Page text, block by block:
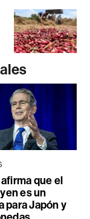
que el
es un
para Japón y